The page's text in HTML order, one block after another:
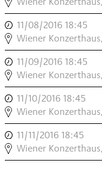
,
EINE
WINTERREISE
,
11/08/2016 18:45
KLAVIERINSTALLATION:
EINE
WINTERREISE
,
Wiener
11/09/2016 18:45
KLAVIERINSTALLATION:
EINE
WINTERREISE
,
Wiener
11/10/2016 18:45
KLAVIERINSTALLATION:
EINE
WINTERREISE
,
Wiener
11/11/2016 18:45
KLAVIERINSTALLATION:
EINE
Wiener